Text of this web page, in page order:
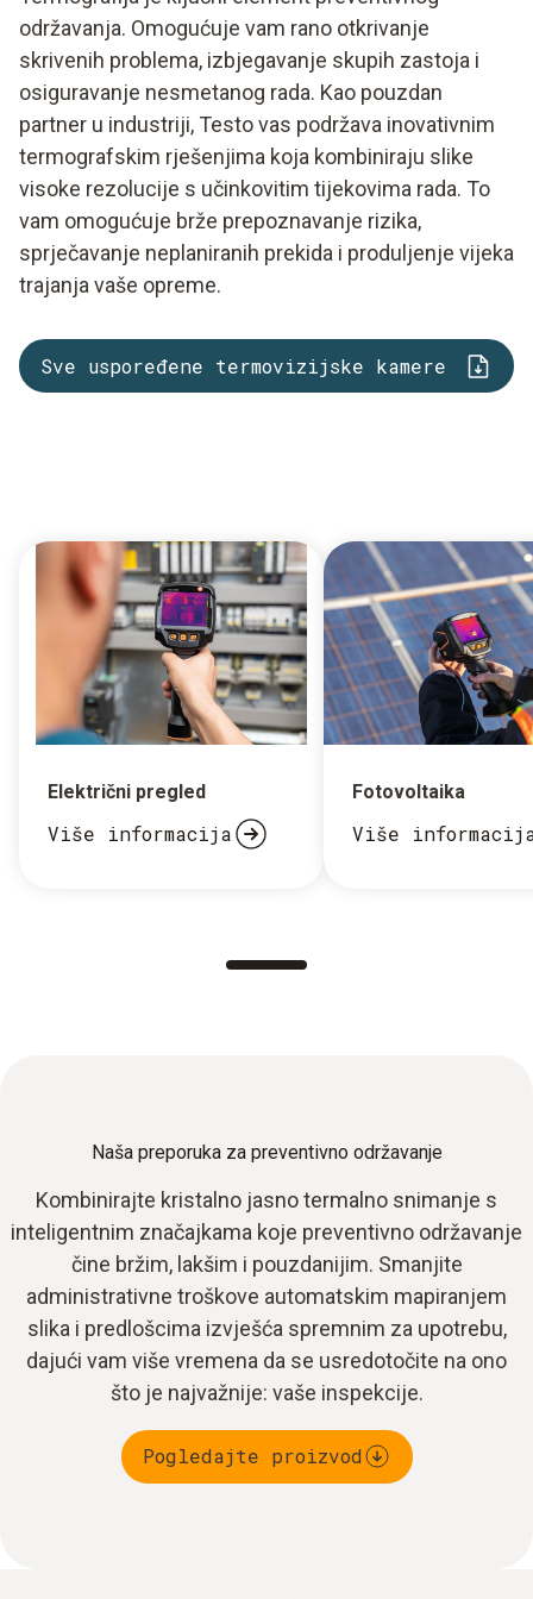
održavanja. Omogućuje vam rano otkrivanje
skrivenih problema, izbjegavanje skupih zastoja i
osiguravanje nesmetanog rada. Kao pouzdan
partner u industriji, Testo vas podržava inovativnim
termografskim rješenjima koja kombiniraju slike
visoke rezolucije s učinkovitim tijekovima rada. To
vam omogućuje brže prepoznavanje rizika,
sprječavanje neplaniranih prekida i produljenje vijeka
trajanja vaše opreme.
Sve uspoređene termovizijske kamere
Električni pregled
Više informacija
Fotovoltaika
Više
Naša preporuka za preventivno održavanje
Kombinirajte kristalno jasno termalno snimanje s
inteligentnim značajkama koje preventivno održavanje
čine bržim, lakšim i pouzdanijim. Smanjite
administrativne troškove automatskim mapiranjem
slika i predlošcima izvješća spremnim za upotrebu,
dajući vam više vremena da se usredotočite na ono
što je najvažnije: vaše inspekcije.
Pogledajte proizvod